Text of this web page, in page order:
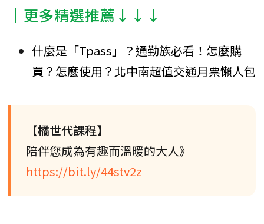
│更多精選推薦↓↓↓
什麼是「Tpass」？通勤族必看！怎麼購
買？怎麼使用？北中南超值交通月票懶人包
【橘世代課程】
陪伴您成為有趣而溫暖的大人》
https://bit.ly/44stv2z